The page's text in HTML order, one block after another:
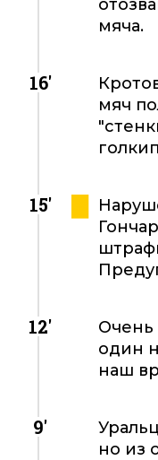
мяча.
16'
мяч
15'
12'
Очень
один
наш
9'
но из